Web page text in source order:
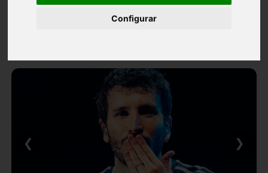
Configurar
❮ ❯